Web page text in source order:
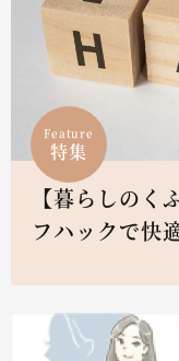
Feature
特集
【暮らしのく
フハックで快